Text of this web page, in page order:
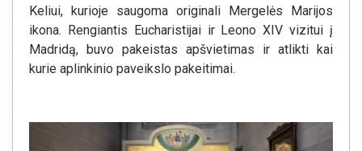
Keliui, kurioje saugoma originali Mergelės Marijos
ikona. Rengiantis Eucharistijai ir Leono XIV vizitui į
Madridą, buvo pakeistas apšvietimas ir atlikti kai
kurie aplinkinio paveikslo pakeitimai.